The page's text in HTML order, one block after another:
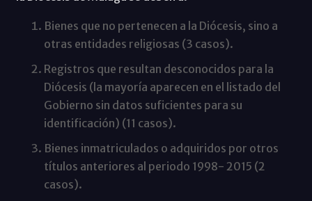
Bienes que no pertenecen a la Diócesis, sino a
otras entidades religiosas (3 casos).
Registros que resultan desconocidos para la
Diócesis (la mayoría aparecen en el listado del
Gobierno sin datos suficientes para su
identificación) (11 casos).
Bienes inmatriculados o adquiridos por otros
títulos anteriores al periodo 1998- 2015 (2
casos).